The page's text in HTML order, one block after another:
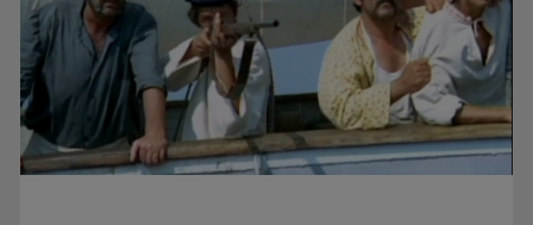
TVR lansează un apel pentru proiecte de emisiuni